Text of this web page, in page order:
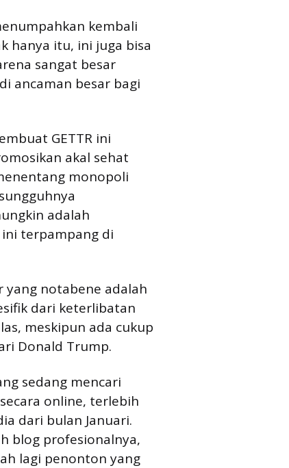
kembali
hanya itu, ini juga bisa
sangat besar
ancaman besar bagi
GETTR ini
akal sehat
monopoli
adalah
ini terpampang di
yang notabene adalah
dari keterlibatan
meskipun ada cukup
Donald Trump.
sedang mencari
online, terlebih
dari bulan Januari.
blog profesionalnya,
lagi penonton yang